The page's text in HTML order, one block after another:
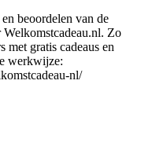
beoordelen van de
Zo
met gratis cadeaus en
werkwijze:
nl/